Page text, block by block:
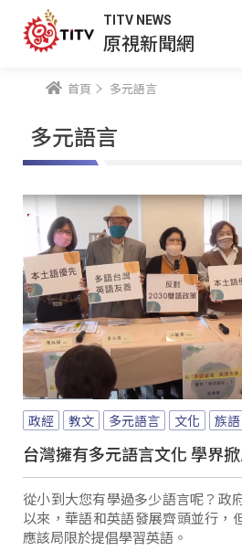
TITV NEWS
原視新聞網
首頁 多元語言
多元語言
政經 教文 多元語言 文化 族語
台灣擁有多元語言文化 學界
從小到大您有學過多少語言呢？政
以來，華語和英語發展齊頭並行，
應該局限於提倡學習英語。